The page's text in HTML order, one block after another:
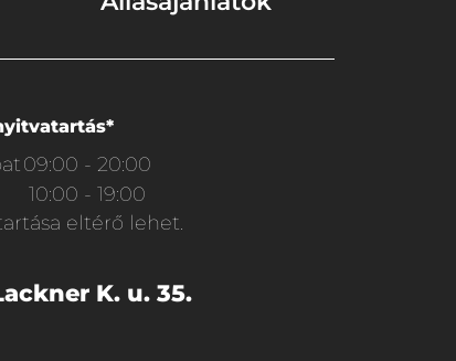
09:00 - 20:00
10:00 - 19:00
eltérő lehet.
K. u. 35.